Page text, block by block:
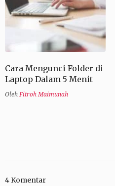
Cara Mengunci Folder di
Laptop Dalam 5 Menit
Oleh Fitroh Maimunah
4 Komentar